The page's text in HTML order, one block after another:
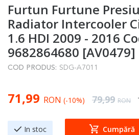
to
the
beginning
of
the
images
Furtun Furtune
Radiator Intercooler
1.6 HDI 2009 - 2016
9682864680 [AV0479]
COD PRODUS: SDG-A7011
Special Price
71,99 RON (-10%) Regular
79,99 RON
In stoc Cumpără